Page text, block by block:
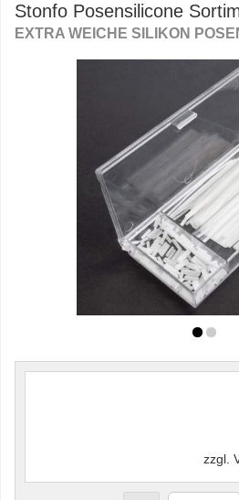
Stonfo Posensilicone
EXTRA WEICHE SILIKON
zzgl.